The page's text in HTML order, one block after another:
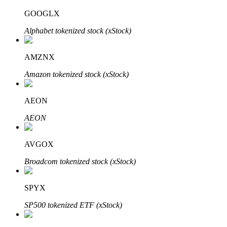
القروض
خدمة الاقتراض المدعومة بالعملات المشفرة
GOOGLX
Alphabet tokenized stock (xStock)
AMZNX
Amazon tokenized stock (xStock)
AEON
AEON
AVGOX
Broadcom tokenized stock (xStock)
SPYX
SP500 tokenized ETF (xStock)